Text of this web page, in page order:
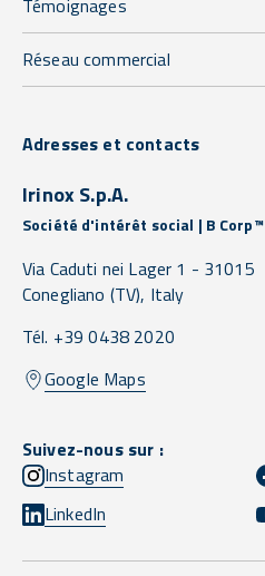
Témoignages
Réseau commercial
Adresses et contacts
Irinox S.p.A.
Société d'intérêt social | B Corp™
Via Caduti nei Lager 1 - 31015
Conegliano (TV), Italy
Tél. +39 0438 2020
Google Maps
Suivez-nous sur :
Instagram
LinkedIn